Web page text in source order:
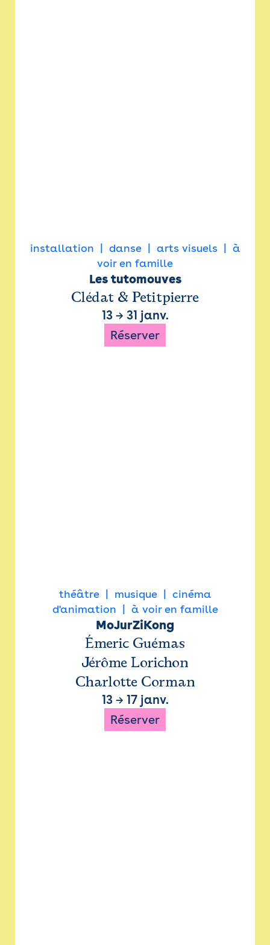
installation danse arts visuels
à
voir en famille
Les tutomouves
Clédat & Petitpierre
13→ 31 janv.
Réserver
théâtre musique
cinéma
d'animation
à voir en famille
MoJurZiKong
Émeric Guémas
Jérôme Lorichon
Charlotte Corman
13→ 17 janv.
Réserver